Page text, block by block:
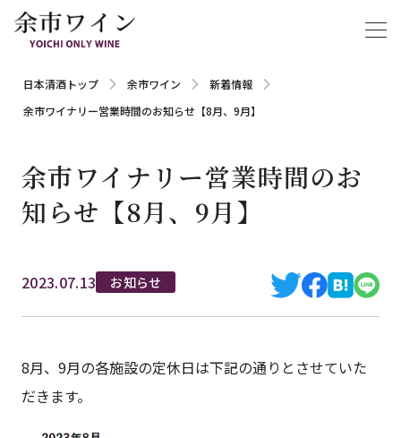
日本清酒トップ 余市ワイン
新着情報
余市ワイナリー営業時間のお知らせ【8月、9月】
余市ワイナリー営業時間のお
知らせ【8月、9月】
2023.07.13 お知らせ
8月、9月の各施設の定休日は下記の通りとさせていた
だきます。